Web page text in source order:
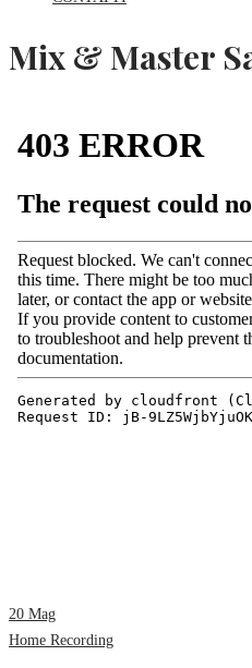
Mix & Master
20 Mag
Home Recording